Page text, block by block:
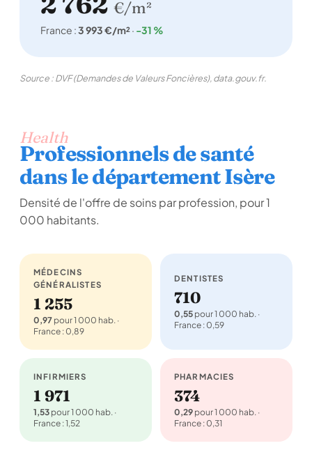
€/m²
France :3 993 €/m²· -31 %
Source : DVF (Demandes de Valeurs Foncières), data.gouv.fr.
Health
Professionnels de santé
dans le département Isère
Densité de l'offre de soins par profession, pour 1
000 habitants.
MÉDECINS
GÉNÉRALISTES
1 255
0,97 pour 1 000 hab. ·
France : 0,89
DENTISTES
710
0,55 pour 1 000 hab. ·
France : 0,59
INFIRMIERS
1 971
1,53 pour 1 000 hab. ·
France : 1,52
PHARMACIES
374
0,29 pour 1 000 hab. ·
France : 0,31